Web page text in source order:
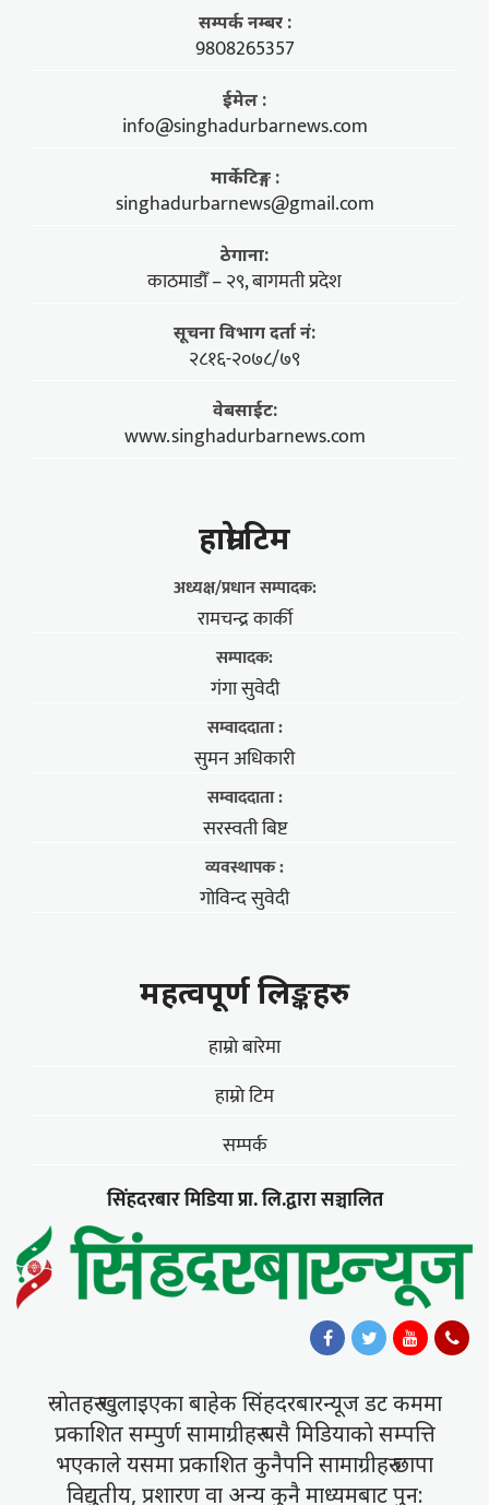
सम्पर्क नम्बर :
9808265357
ईमेल :
info@singhadurbarnews.com
मार्केटिङ्ग :
singhadurbarnews@gmail.com
ठेगाना:
काठमाडौँ – २९, बागमती प्रदेश
सूचना विभाग दर्ता नं:
२८१६-२०७८/७९
वेबसाईट:
www.singhadurbarnews.com
हाम्राे टिम
अध्यक्ष/प्रधान सम्पादक:
रामचन्द्र कार्की
सम्पादक:
गंगा सुवेदी
सम्वाददाता :
सुमन अधिकारी
सम्वाददाता :
सरस्वती बिष्ट
व्यवस्थापक :
गोविन्द सुवेदी
महत्वपूर्ण लिङ्कहरु
हाम्राे बारेमा
हाम्राे टिम
सम्पर्क
सिंहदरबार मिडिया प्रा. लि.द्वारा सञ्चालित
स्राेतहरु खुलाइएका बाहेक सिंहदरबारन्यूज डट कममा
प्रकाशित सम्पुर्ण सामाग्रीहरु यसै मिडियाकाे सम्पत्ति
भएकाले यसमा प्रकाशित कुनैपनि सामाग्रीहरु छापा
विद्युतीय, प्रशारण वा अन्य कुनै माध्यमबाट पुन: